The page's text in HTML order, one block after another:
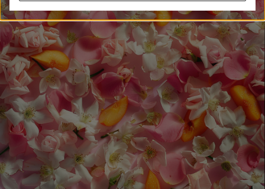
Universalwaschmittel
Waschpulver
Waschmittel Caps
Flüssigwaschmittel
Weichspüler
Wäscheparfüm
Waschzusatz |
Fleckenentferner
Textilerfrischer
Waschzubehör
Spülen
Geschirrspülmittel, -